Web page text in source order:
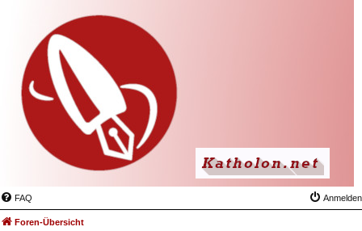
FAQ Anmelden
Foren-Übersicht